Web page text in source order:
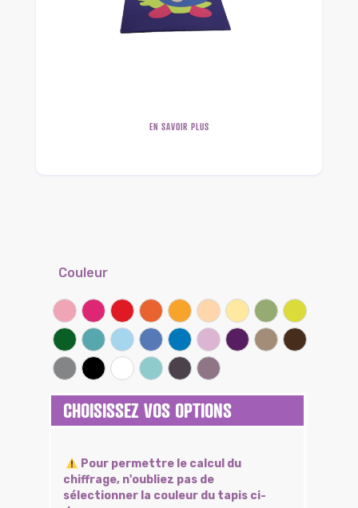
EN SAVOIR PLUS
Couleur
Rose FramboiseRouge coquelicot
Clémentine
Miel SableBananeLichenKiwi
Vert prairie
LagonCiel Lilas Bleu bleuet
Parme
Iris TaupeChocolat
Gris souris
Noir BlancAtoll (Effet tissé)
Brun (Effet tissé)
Violine (Effet tissé)
CHOISISSEZ VOS OPTIONS
Pour permettre le calcul du
chiffrage, n'oubliez pas de
sélectionner la couleur du tapis ci-